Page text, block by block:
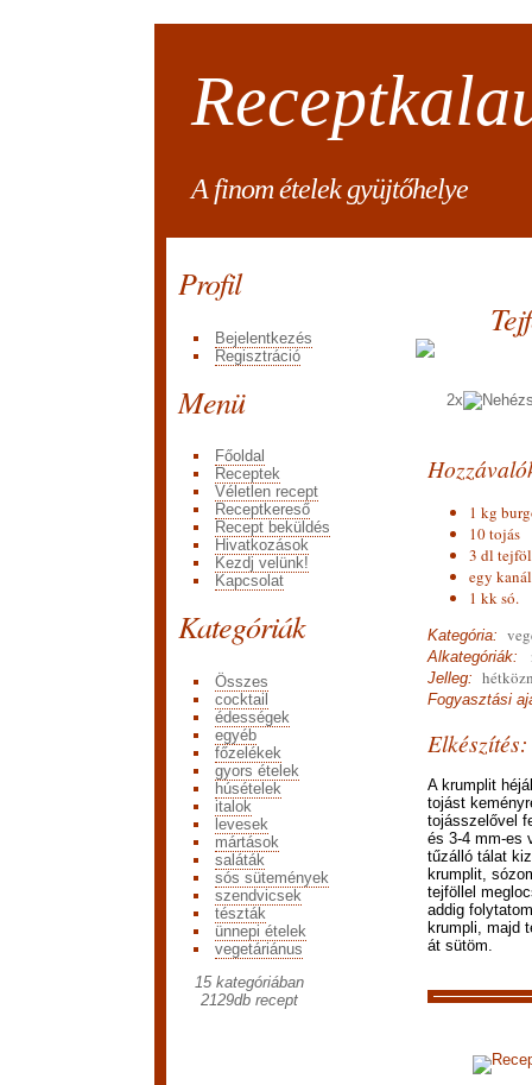
A finom ételek gyüjtőhelye
Profil
Bejelentkezés
Regisztráció
Menü
Főoldal
Receptek
Véletlen recept
Receptkereső
Recept beküldés
Hivatkozások
Kezdj velünk!
Kapcsolat
Kategóriák
Összes
cocktail
édességek
egyéb
főzelékek
gyors ételek
húsételek
italok
levesek
mártások
saláták
sós sütemények
szendvicsek
tészták
ünnepi ételek
vegetáriánus
15 kategóriában
2129db recept
2x
1 kg
10 tojás
3 dl tejföl
egy
1 kk só.
Kategória:
Alkategóriák:
Jelleg:
Fogyasztási
Elkészítés:
A krumplit
tojást
tojásszelővel
és 3-4 mm-es
tűzálló tálat
krumplit,
tejföllel
addig
krumpli, majd
át sütöm.